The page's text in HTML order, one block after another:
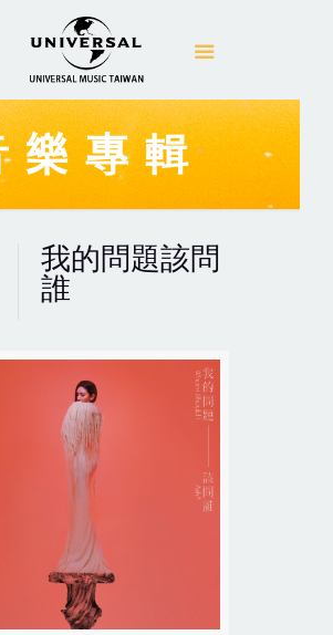
樂專輯
我的問題該問
誰